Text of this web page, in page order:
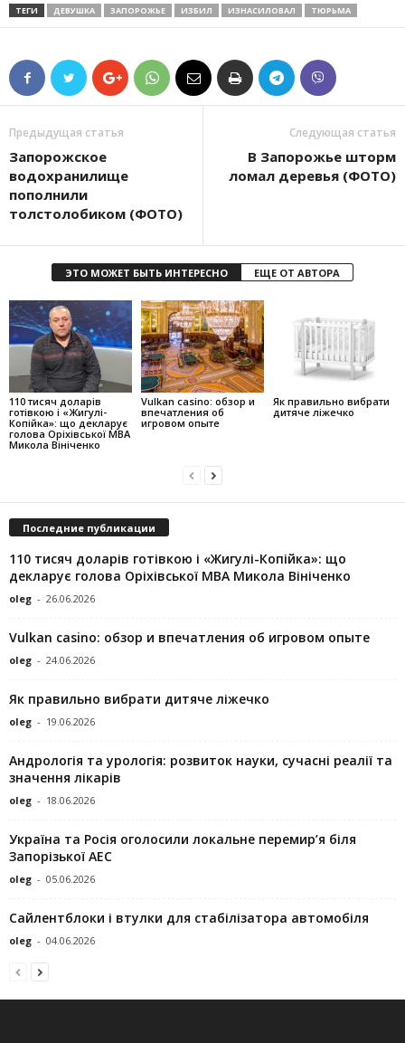
ТЕГИ ДЕВУШКА ЗАПОРОЖЬЕ ИЗБИЛ ИЗНАСИЛОВАЛ ТЮРЬМА
Предыдущая статья
Запорожское
водохранилище
пополнили
толстолобиком (ФОТО)
Следующая статья
В Запорожье шторм
ломал деревья (ФОТО)
ЭТО МОЖЕТ БЫТЬ ИНТЕРЕСНО ЕЩЕ ОТ АВТОРА
110 тисяч доларів
готівкою і «Жигулі-
Копійка»: що декларує
голова Оріхівської МВА
Микола Вініченко
Vulkan casino: обзор и
впечатления об
игровом опыте
Як правильно вибрати
дитяче ліжечко
Последние публикации
110 тисяч доларів готівкою і «Жигулі-Копійка»: що
декларує голова Оріхівської МВА Микола Вініченко
oleg - 26.06.2026
Vulkan casino: обзор и впечатления об игровом опыте
oleg - 24.06.2026
Як правильно вибрати дитяче ліжечко
oleg - 19.06.2026
Андрологія та урологія: розвиток науки, сучасні реалії та
значення лікарів
oleg - 18.06.2026
Україна та Росія оголосили локальне перемир’я біля
Запорізької АЕС
oleg - 05.06.2026
Сайлентблоки і втулки для стабілізатора автомобіля
oleg - 04.06.2026